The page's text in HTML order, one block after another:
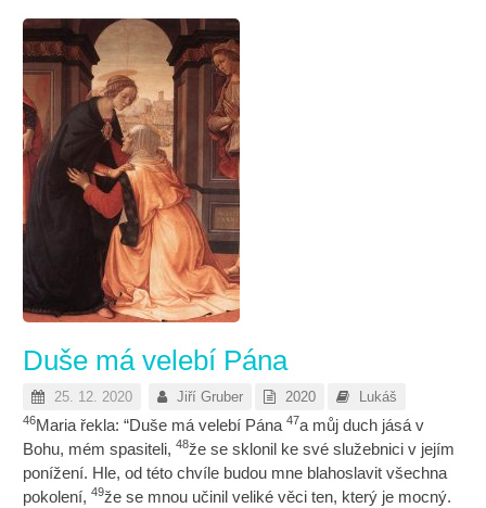
Duše má velebí Pána
25. 12. 2020 Jiří Gruber 2020 Lukáš
46Maria řekla: “Duše má velebí Pána47a můj duch jásá v
Bohu, mém spasiteli,48že se sklonil ke své služebnici v jejím
ponížení. Hle, od této chvíle budou mne blahoslavit všechna
pokolení,49že se mnou učinil veliké věci ten, který je mocný.